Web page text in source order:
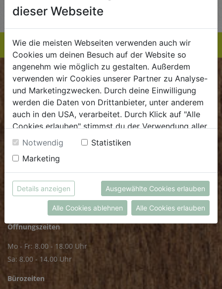
EINKAUFSLISTE
BIOKISTE
Kundenservice
Mo - Do: 8.00 - 16.00 Uhr
.dieBiokiste@biohof.at
FRISCHMARKT
Öffnungszeiten
Mo - Fr: 8.00 - 18.00 Uhr
Sa: 8.00 - 14.00 Uhr
Bürozeiten
dieser Webseite
Wie die meisten Webseiten verwenden auch wir
Cookies um deinen Besuch auf der Website so
angenehm wie möglich zu gestalten. Außerdem
verwenden wir Cookies unserer Partner zu Analyse-
und Marketingzwecken. Durch deine Einwilligung
werden die Daten von Drittanbieter, unter anderem
auch in den USA, verarbeitet. Durch Klick auf "Alle
Cookies erlauben" stimmst du der Verwendung aller
Cookies zu. Unter "Details anzeigen" findest du alle
Infos zu den unterschiedlichen Cookies, du kannst
auch entscheiden, welche Cookies du erlauben
möchtest.
Weitere Informationen findest du in unserer
Datenschutzerklärung
bzw. imImpressum
Notwendig
Statistiken
Marketing
Details anzeigen Ausgewählte Cookies erlauben
Alle Cookies ablehnen Alle Cookies erlauben